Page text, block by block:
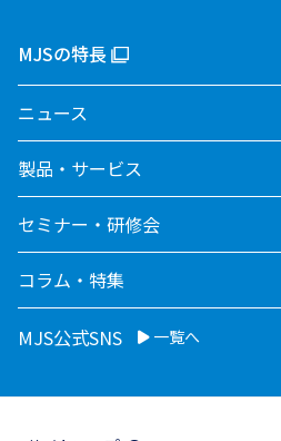
MJSの特長
ニュース
製品・サービス
セミナー・研修会
コラム・特集
MJS公式SNS 一覧へ